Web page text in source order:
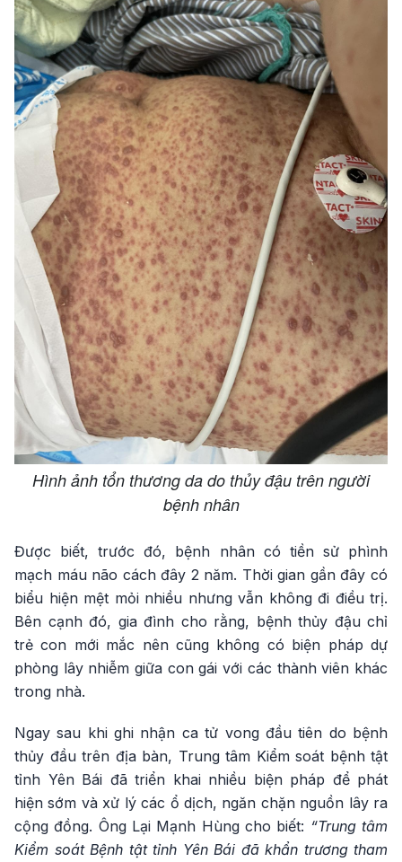
Hình ảnh tổn thương da do thủy đậu trên người
bệnh nhân
Được biết, trước đó, bệnh nhân có tiền sử phình
mạch máu não cách đây 2 năm. Thời gian gần đây có
biểu hiện mệt mỏi nhiều nhưng vẫn không đi điều trị.
Bên cạnh đó, gia đình cho rằng, bệnh thủy đậu chỉ
trẻ con mới mắc nên cũng không có biện pháp dự
phòng lây nhiễm giữa con gái với các thành viên khác
trong nhà.
Ngay sau khi ghi nhận ca tử vong đầu tiên do bệnh
thủy đầu trên địa bàn, Trung tâm Kiểm soát bệnh tật
tỉnh Yên Bái đã triển khai nhiều biện pháp để phát
hiện sớm và xử lý các ổ dịch, ngăn chặn nguồn lây ra
cộng đồng. Ông Lại Mạnh Hùng cho biết: “Trung tâm
Kiểm soát Bệnh tật tỉnh Yên Bái đã khẩn trương tham